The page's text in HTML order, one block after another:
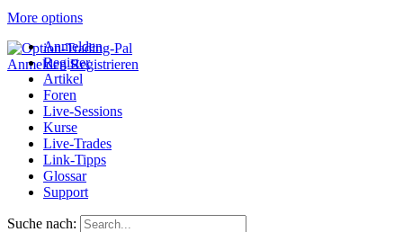
More options
Anmelden Registrieren
Anmelden
Register
Artikel
Foren
Live-Sessions
Kurse
Live-Trades
Link-Tipps
Glossar
Support
Suche nach: